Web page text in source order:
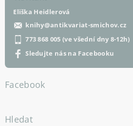
Eliška Heidlerová
knihy@antikvariat-smichov.cz
773 868 005 (ve všední dny 8-12h)
Sledujte nás na Facebooku
Facebook
Hledat